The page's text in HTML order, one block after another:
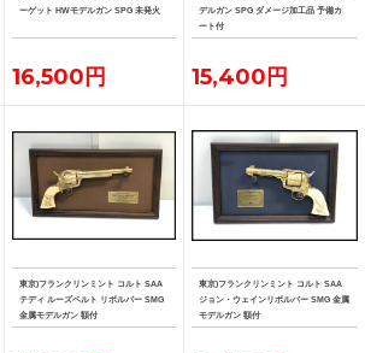
ーゲット HWモデルガン SPG 未発火
16,500円
デルガン SPG ダメージ加工品 予備カ
ート付
15,400円
東京)フランクリンミント コルト SAA
テディ ルーズベルト リボルバー SMG
金属モデルガン 額付
東京)フランクリンミント コルト SAA
ジョン・ウェインリボルバー SMG 金属
モデルガン 額付